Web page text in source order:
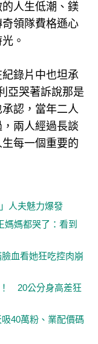
人生低潮、鎂
領隊費格遜心
。
錄片中也坦承
亞哭著訴說那是
承認，當年二人
兩人經過長談
每一個重要的
人夫魅力爆發
媽都哭了：看到
血看她狂吃控肉崩
！ 20公分身高差狂
吸40萬粉、業配價碼